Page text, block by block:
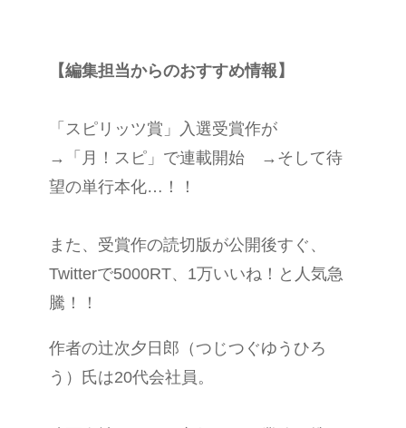
【編集担当からのおすすめ情報】
「スピリッツ賞」入選受賞作が
→「月！スピ」で連載開始 →そして待
望の単行本化…！！
また、受賞作の読切版が公開後すぐ、
Twitterで5000RT、1万いいね！と人気急
騰！！
作者の辻次夕日郎（つじつぐゆうひろ
う）氏は20代会社員。